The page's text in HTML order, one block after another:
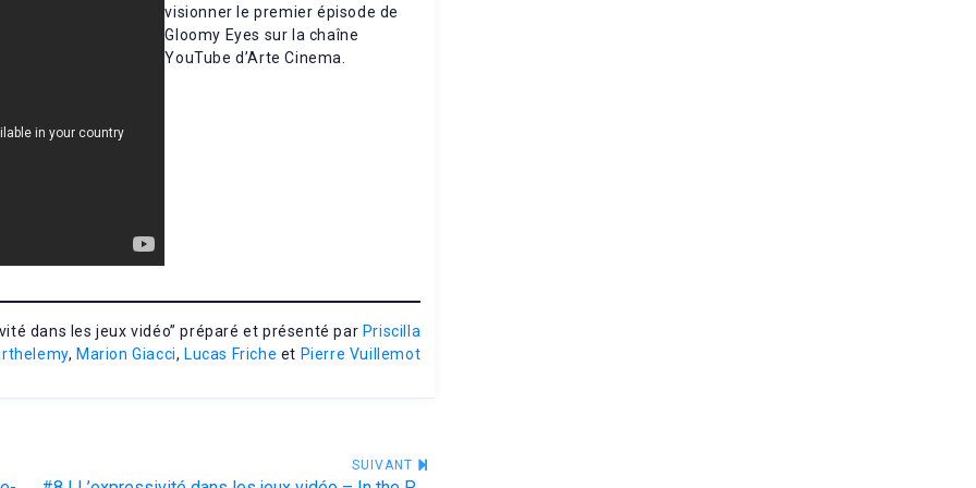
visionner le premier épisode de
Gloomy Eyes sur la chaîne
YouTube d’Arte Cinema.
dans les jeux vidéo” préparé et présenté par Priscilla
, Marion Giacci, Lucas Friche et Pierre Vuillemot
SUIVANT